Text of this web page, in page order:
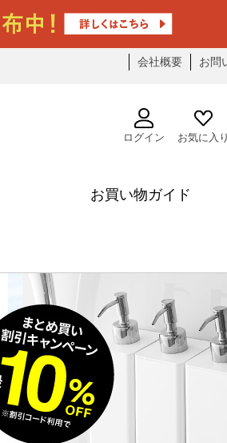
会社概要 お問
ログイン お気に入り
お買い物ガイド